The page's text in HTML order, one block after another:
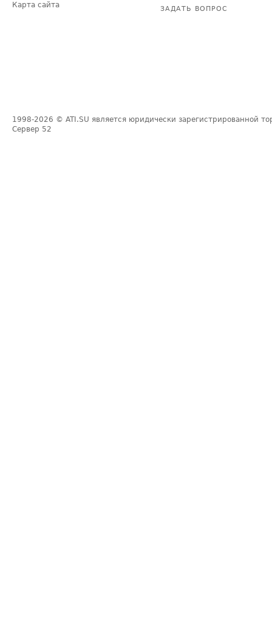
Карта сайта
ЗАДАТЬ ВОПРОС
1998-2026 © ATI.SU является юридически зарегистрированной
Сервер 52